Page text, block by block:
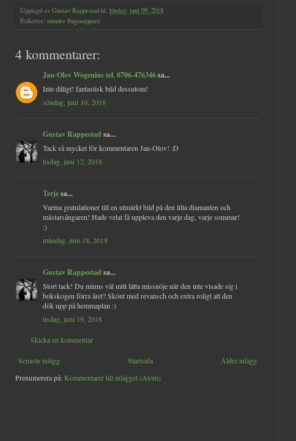
Upplagd av Gustav Rappestad kl. lördag, juni 09, 2018
Etiketter: mindre flugsnappare
4 kommentarer:
Jan-Olov Wogenius tel. 0706-476346sa...
Inte dåligt! fantastisk bild dessutom!
söndag, juni 10, 2018
Gustav Rappestad sa...
Tack så mycket för kommentaren Jan-Olov! :D
tisdag, juni 12, 2018
Terjesa...
Varma gratulationer till en utmärkt bild på den lilla diamanten och
mästarsångaren! Hade velat få uppleva den varje dag, varje sommar!
:)
måndag, juni 18, 2018
Gustav Rappestad sa...
Stort tack! Du minns väl mitt lätta missnöje när den inte visade sig i
bokskogen förra året? Skönt med revansch och extra roligt att den
dök upp på hemmaplan :)
tisdag, juni 19, 2018
Skicka en kommentar
Senaste inlägg Äldre inlägg
Startsida
Prenumerera på: Kommentarer till inlägget (Atom)